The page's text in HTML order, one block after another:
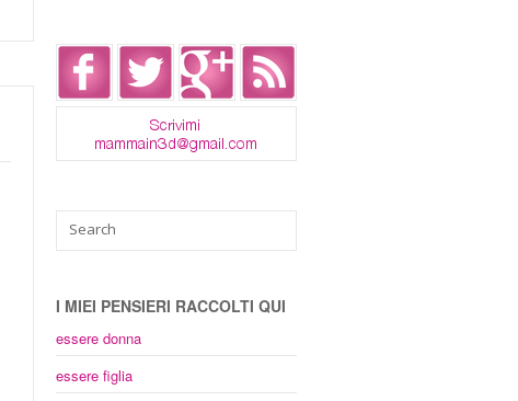
I MIEI PENSIERI RACCOLTI QUI
essere donna
essere figlia